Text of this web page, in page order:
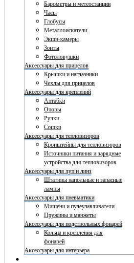
Барометры и метеостанции
Часы
Глобусы
Металлоискатели
Экшн-камеры
Зонты
Фотоловушки
Аксессуары для прицелов
Крышки и наглазники
Чехлы для прицелов
Аксессуары для креплений
Антабки
Опоры
Ручки
Сошки
Аксессуары для тепловизоров
Кронштейны для тепловизоров
Источники питания и зарядные
устройства для тепловизоров
Аксессуары для луп и линз
Штативы напольные и запасные
лампы
Аксессуары для пневматики
Мишени и пулеулавливатели
Пружины и манжеты
Аксессуары для подствольных фонарей
Кольца и крепления для
фонарей
Аксессуары для интерьера